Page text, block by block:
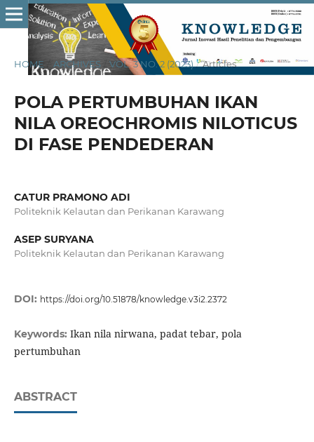
HOME ARCHIVES / VOL. 3 NO. 2 (2023) / Articles
POLA PERTUMBUHAN IKAN
NILA OREOCHROMIS NILOTICUS
DI FASE PENDEDERAN
CATUR PRAMONO ADI
Politeknik Kelautan dan Perikanan Karawang
ASEP SURYANA
Politeknik Kelautan dan Perikanan Karawang
DOI: https://doi.org/10.51878/knowledge.v3i2.2372
Keywords: Ikan nila nirwana, padat tebar, pola
pertumbuhan
ABSTRACT